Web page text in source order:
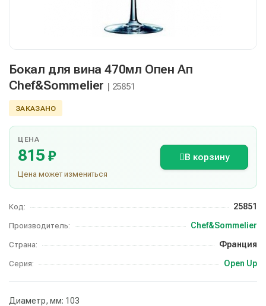
Бокал для вина 470мл Опен Ап
Chef&Sommelier | 25851
ЗАКАЗАНО
ЦЕНА
815 ₽
Цена может измениться
В корзину
Код: 25851
Производитель: Chef&Sommelier
Страна: Франция
Серия: Open Up
Диаметр, мм: 103